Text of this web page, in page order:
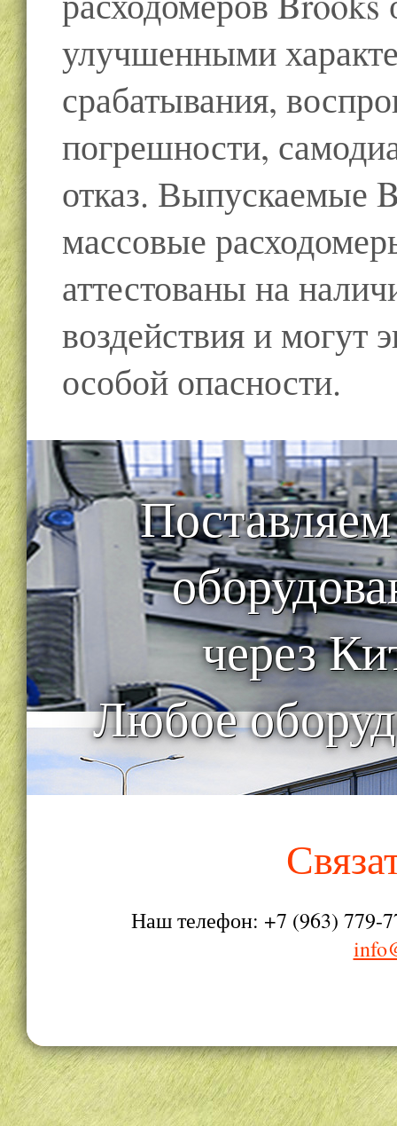
улучшенными
срабатывания,
погрешности,
отказ. Выпускаемые
массовые
аттестованы на
воздействия и могут
особой опасности.
через
Любое
Наш телефон: +7 (963) 779-